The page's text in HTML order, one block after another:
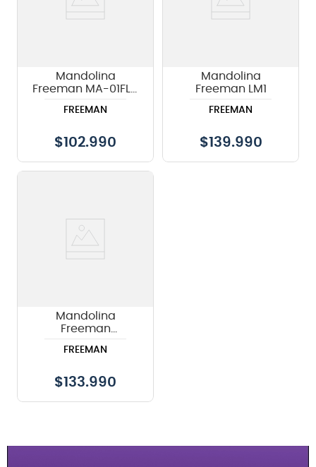
Mandolina
Freeman MA-01FLD
FREEMAN
$102.990
Mandolina
Freeman LM1
FREEMAN
$139.990
Mandolina
Freeman
MA-02FMG BK
FREEMAN
$133.990